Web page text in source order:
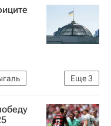
Еще3
Украины